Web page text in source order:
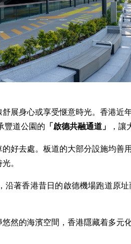
展身心或享受惬意時光。香港
豐道公園的 「啟德共融通道 」 ，
好去處。板道的大部分設施均善
。
，沿著香港昔日的啟德機場跑道原
然的海濱空間，香港隱藏着多